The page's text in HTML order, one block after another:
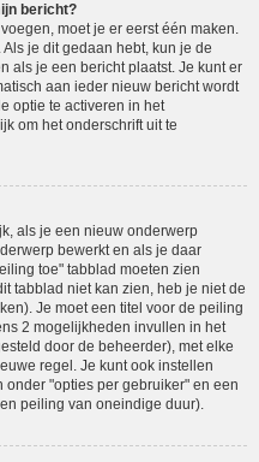
bericht?
moet je er eerst één maken.
je dit gedaan hebt, kun je de
als je een bericht plaatst. Je kunt er
aan ieder nieuw bericht wordt
optie te activeren in het
om het onderschrift uit te
als je een nieuw onderwerp
bewerkt en als je daar
toe" tabblad moeten zien
tabblad niet kan zien, heb je niet de
Je moet een titel voor de peiling
2 mogelijkheden invullen in het
door de beheerder), met elke
regel. Je kunt ook instellen
"opties per gebruiker" en een
peiling van oneindige duur).